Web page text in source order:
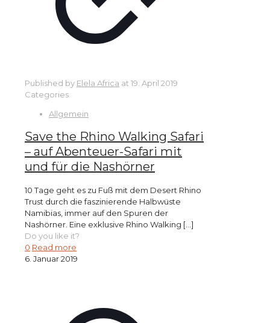
Published by Elela Africa at 19. April 2019
Categories
Allgemein
Save the Rhino Walking Safari
– auf Abenteuer-Safari mit
und für die Nashörner
10 Tage geht es zu Fuß mit dem Desert Rhino
Trust durch die faszinierende Halbwüste
Namibias, immer auf den Spuren der
Nashörner. Eine exklusive Rhino Walking […]
Do you like it?
0 Read more
6. Januar 2019